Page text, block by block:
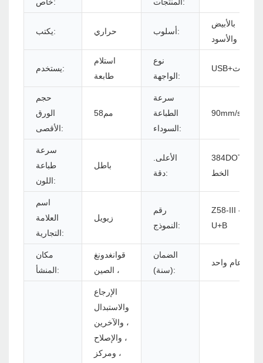
يكتب: حراري أسلوب:
بالأبيض
والأسود
يستخدم:
استلام
طابعة
نوع
الواجهة:
USB+بلوتوث
حجم
الورق
الأقصى:
مم58
سرعة
الطباعة
السوداء:
90mm/s
سرعة
طباعة
اللون:
باطل
الأعلى.
دقة:
384DOTS/
الخط
اسم
العلامة
التجارية:
زيويل
رقم
النموذج:
Z58-III -
U+B
مكان
المنشأ:
قوانغدونغ
، الصين
الضمان
(سنة):
عام واحد
الإرجاع
والاستبدال
، والآخرين
، والإصلاح
، ومركز